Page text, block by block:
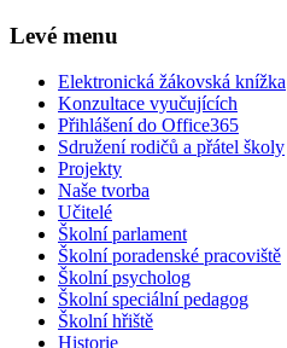
Levé menu
Elektronická žákovská knížka
Konzultace vyučujících
Přihlášení do Office365
Sdružení rodičů a přátel školy
Projekty
Naše tvorba
Učitelé
Školní parlament
Školní poradenské pracoviště
Školní psycholog
Školní speciální pedagog
Školní hřiště
Historie